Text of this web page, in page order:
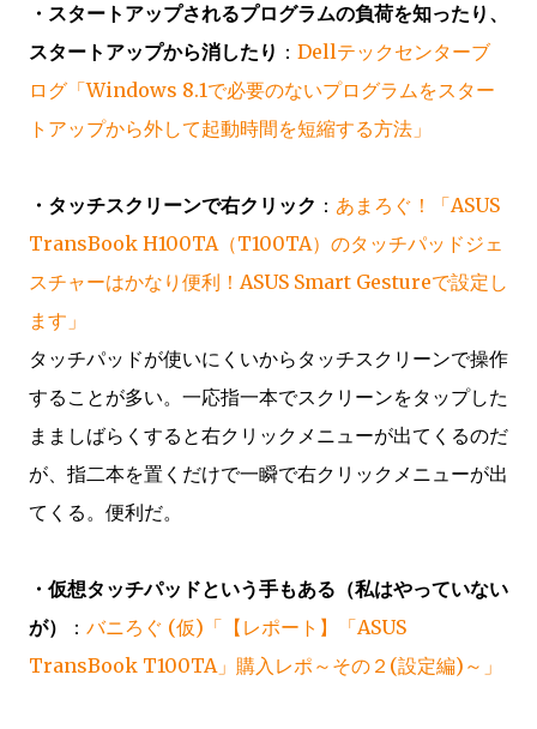
・スタートアップされるプログラムの負荷を知ったり、
スタートアップから消したり ： Dellテックセンターブ
ログ「Windows 8.1で必要のないプログラムをスター
トアップから外して起動時間を短縮する方法」
・タッチスクリーンで右クリック ： あまろぐ！「ASUS
TransBook H100TA（T100TA）のタッチパッドジェ
スチャーはかなり便利！ASUS Smart Gestureで設定し
ます」
タッチパッドが使いにくいからタッチスクリーンで操作
することが多い。一応指一本でスクリーンをタップした
まましばらくすると右クリックメニューが出てくるのだ
が、指二本を置くだけで一瞬で右クリックメニューが出
てくる。便利だ。
・仮想タッチパッドという手もある（私はやっていない
が）
： バニろぐ (仮)「【レポート】「ASUS
TransBook T100TA」購入レポ～その２(設定編)～」